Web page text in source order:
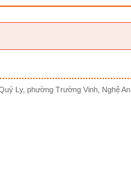
Ly, phường Trường Vinh, Nghệ An